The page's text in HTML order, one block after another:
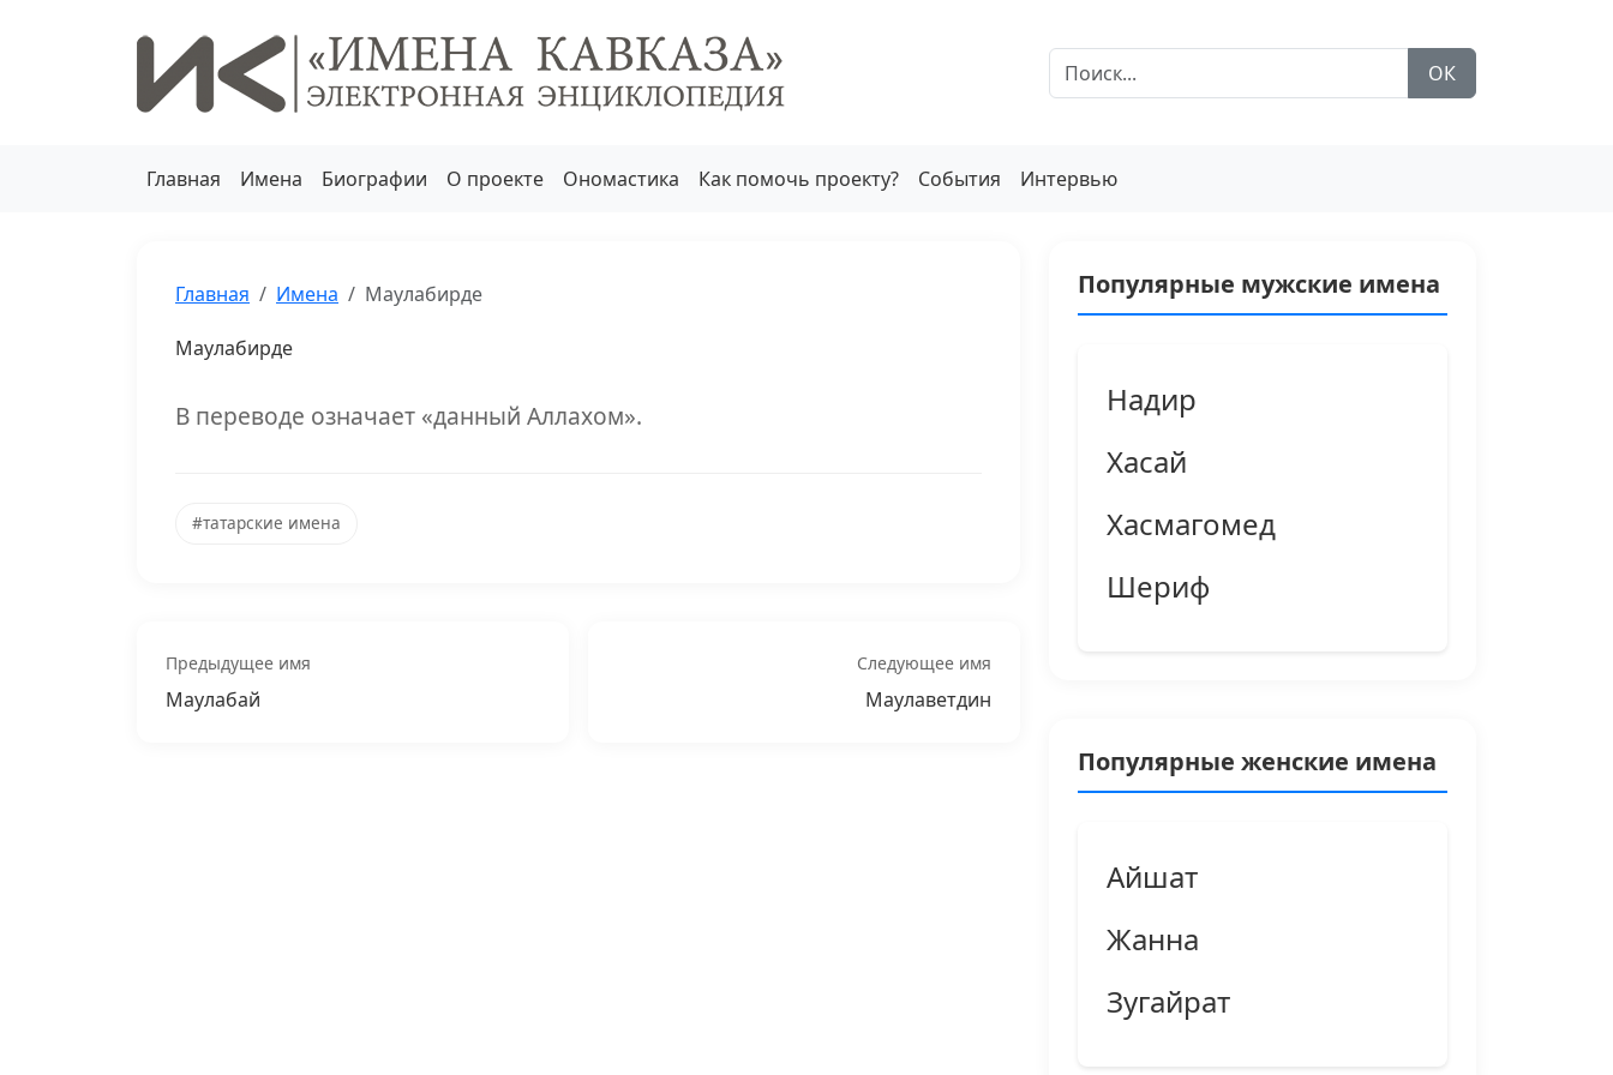
ОК
Главная Имена Биографии О проекте Ономастика Как помочь проекту? События Интервью
Главная Имена Маулабирде
Маулабирде
В переводе означает «данный Аллахом».
#татарские имена
Предыдущее имя
Маулабай
Следующее имя
Маулаветдин
Популярные мужские имена
Надир
Хасай
Хасмагомед
Шериф
Популярные женские имена
Айшат
Жанна
Зугайрат